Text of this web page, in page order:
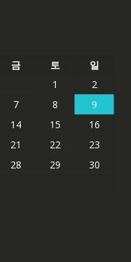
금 토
일
1
2
7 8
9
14 15
16
21 22
23
28 29
30